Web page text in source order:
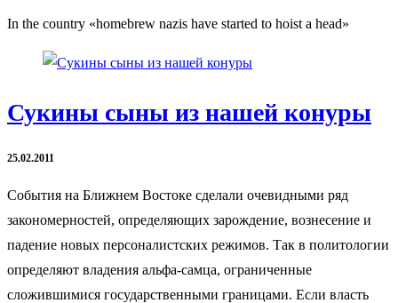
In the country «homebrew nazis have started to hoist a head»
Сукины сыны из нашей конуры
25.02.2011
События на Ближнем Востоке сделали очевидными ряд
закономерностей, определяющих зарождение, вознесение и
падение новых персоналистских режимов. Так в политологии
определяют владения альфа-самца, ограниченные
сложившимися государственными границами. Если власть